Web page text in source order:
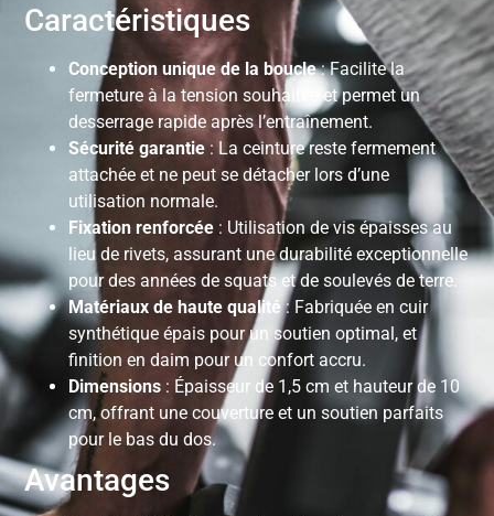
Caractéristiques
Conception unique de la boucle: Facilite la
fermeture à la tension souhaitée et permet un
desserrage rapide après l’entraînement.
Sécurité garantie: La ceinture reste fermement
attachée et ne peut se détacher lors d’une
utilisation normale.
Fixation renforcée : Utilisation de vis épaisses au
lieu de rivets, assurant une durabilité exceptionnelle
pour des années de squats et de soulevés de terre.
Matériaux de haute qualité: Fabriquée en cuir
synthétique épais pour un soutien optimal, et
finition en daim pour un confort accru.
Dimensions : Épaisseur de 1,5 cm et hauteur de 10
cm, offrant une couverture et un soutien parfaits
pour le bas du dos.
Avantages